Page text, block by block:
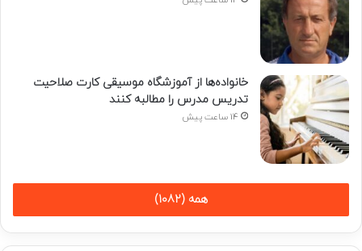
خانواده‌ها از آموزشگاه موسیقی کارت صلاحیت
تدریس مدرس را مطالبه کنند
14 ساعت پیش
همه (1082)